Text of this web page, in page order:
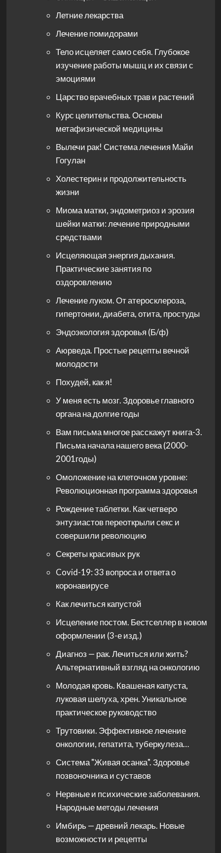
Летние лекарства
Лечение помидорами
Тело исцеляет само себя. Глубокое
изучение работы мышц и их связи с
эмоциями
Царство врачебных трав и растений
Курс целительства. Основы
метафизической медицины
Вылечи рак! Система лечения Майи
Гогулан
Холестерин и продолжительность
жизни
Миома матки, эндометриоз и эрозия
шейки матки: лечение природными
средствами
Исцеляющая энергия дыхания.
Практические занятия по
оздоровлению
Лечение луком. От атеросклероза,
гипертонии, диабета, отита, простуды
Эндоэкология здоровья (Б/ф)
Аюрведа. Простые рецепты вечной
молодости
Похудей, как я!
У меня есть мозг. Здоровье главного
органа на долгие годы
Вам письма многое расскажут книга-3.
Письма начала нашего века (2000-
2001годы)
Омоложение на клеточном уровне:
Революционная программа здоровья
Рождение таблетки. Как четверо
энтузиастов переоткрыли секс и
совершили революцию
Секреты красивых рук
Covid-19: 33 вопроса и ответа о
коронавирусе
Как лечиться капустой
Исцеление постом. Бестселлер в новом
оформлении (3-е изд.)
Диагноз — рак. Лечиться или жить?
Альтернативный взгляд на онкологию
Молодая кровь. Квашеная капуста,
луковая шелуха, хрен. Уникальное
практическое руководство
Трутовики. Эффективное лечение
онкологии, гепатита, туберкулеза…
Система "Живая осанка". Здоровье
позвоночника и суставов
Нервные и психические заболевания.
Народные методы лечения
Имбирь — древний лекарь. Новые
возможности и рецепты